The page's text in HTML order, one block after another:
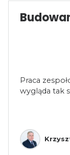
Praca
wygląda tak